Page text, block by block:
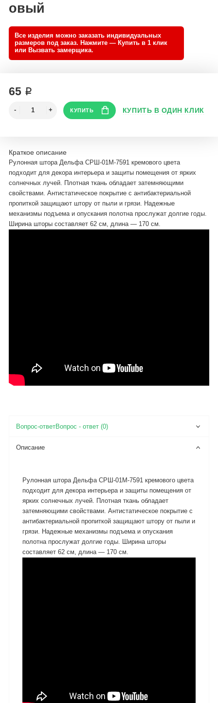
овый
65 ₽
Краткое описание
Рулонная штора Дельфа СРШ-01М-7591 кремового цвета
подходит для декора интерьера и защиты помещения от ярких
солнечных лучей. Плотная ткань обладает затемняющими
свойствами. Антистатическое покрытие с антибактериальной
пропиткой защищают штору от пыли и грязи. Надежные
механизмы подъема и опускания полотна прослужат долгие годы.
Ширина шторы составляет 62 см, длина — 170 см.
Вопрос - ответ (0)
Описание
Рулонная штора Дельфа СРШ-01М-7591 кремового цвета
подходит для декора интерьера и защиты помещения от
ярких солнечных лучей. Плотная ткань обладает
затемняющими свойствами. Антистатическое покрытие с
антибактериальной пропиткой защищают штору от пыли и
грязи. Надежные механизмы подъема и опускания
полотна прослужат долгие годы. Ширина шторы
составляет 62 см, длина — 170 см.